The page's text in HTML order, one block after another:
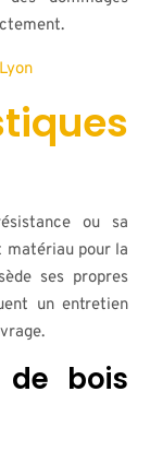
ou sa
matériau pour la
ses propres
un entretien
de bois